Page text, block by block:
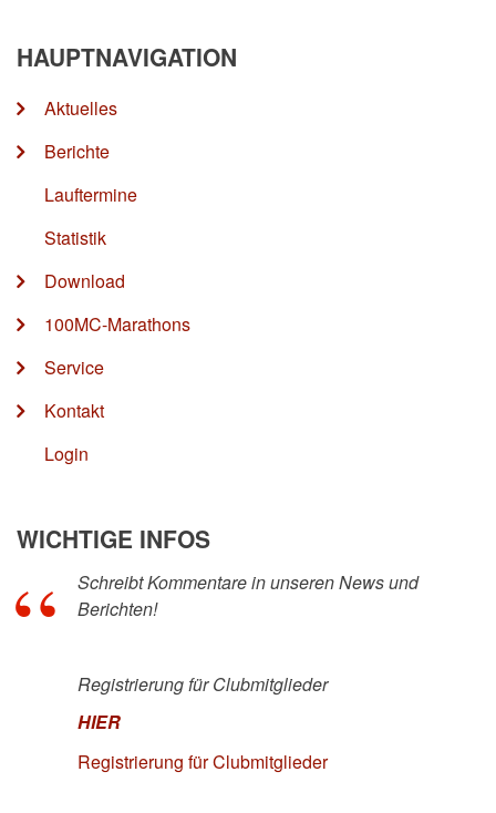
HAUPTNAVIGATION
Aktuelles
Berichte
Lauftermine
Statistik
Download
100MC-Marathons
Service
Kontakt
Login
WICHTIGE INFOS
Schreibt Kommentare in unseren News und
Berichten!
Registrierung für Clubmitglieder
HIER
Registrierung für Clubmitglieder